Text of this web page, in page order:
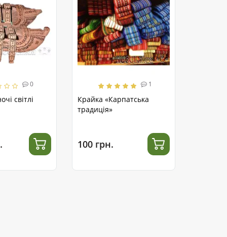
0
світлі
1
Крайка «Карпатська
традиція»
100 грн.